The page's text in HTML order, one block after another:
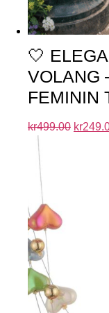
🤍
VOLANG
FEMININ
kr499.00 kr